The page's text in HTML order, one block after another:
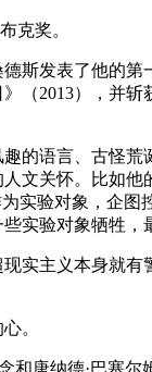
克奖。
斯发表了他的第
（2013），并
的语言、古怪
文关怀。比如
实验对象，企图
实验对象牺牲，
实主义本身就
。
和唐纳德·巴塞